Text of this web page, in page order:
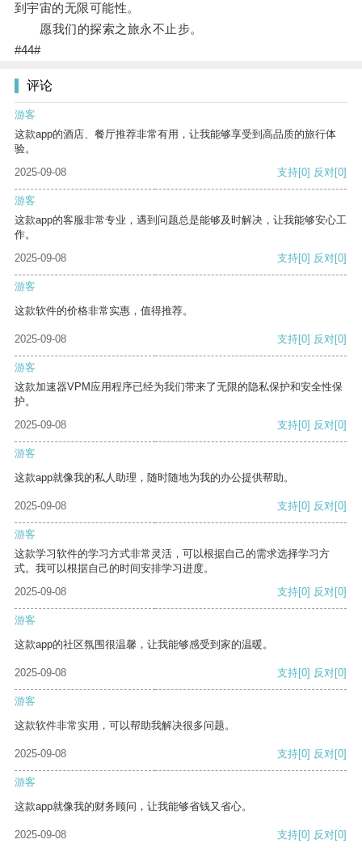
到宇宙的无限可能性。
愿我们的探索之旅永不止步。
#44#
评论
游客
这款app的酒店、餐厅推荐非常有用，让我能够享受到高品质的旅行体
验。
2025-09-08
支持[0] 反对[0]
游客
这款app的客服非常专业，遇到问题总是能够及时解决，让我能够安心工
作。
2025-09-08
支持[0] 反对[0]
游客
这款软件的价格非常实惠，值得推荐。
2025-09-08 支持[0] 反对[0]
游客
这款加速器VPM应用程序已经为我们带来了无限的隐私保护和安全性保
护。
2025-09-08
支持[0] 反对[0]
游客
这款app就像我的私人助理，随时随地为我的办公提供帮助。
2025-09-08 支持[0] 反对[0]
游客
这款学习软件的学习方式非常灵活，可以根据自己的需求选择学习方
式。我可以根据自己的时间安排学习进度。
2025-09-08
支持[0] 反对[0]
游客
这款app的社区氛围很温馨，让我能够感受到家的温暖。
2025-09-08 支持[0] 反对[0]
游客
这款软件非常实用，可以帮助我解决很多问题。
2025-09-08 支持[0] 反对[0]
游客
这款app就像我的财务顾问，让我能够省钱又省心。
2025-09-08 支持[0] 反对[0]